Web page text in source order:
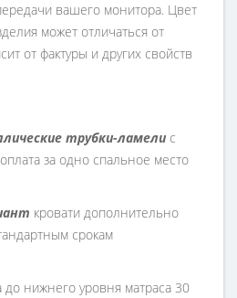
вашего монитора. Цвет
может отличаться от
от фактуры и других свойств
трубки-ламели с
за одно спальное место
кровати дополнительно
срокам
до нижнего уровня матраса 30